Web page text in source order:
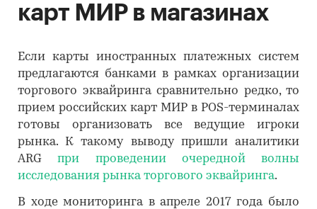
карт МИР в магазинах
Если карты иностранных платежных систем
предлагаются банками в рамках организации
торгового эквайринга сравнительно редко, то
прием российских карт МИР в POS-терминалах
готовы организовать все ведущие игроки
рынка. К такому выводу пришли аналитики
ARGпри проведении очередной волны
исследования рынка торгового эквайринга.
В ходе мониторинга в апреле 2017 года было